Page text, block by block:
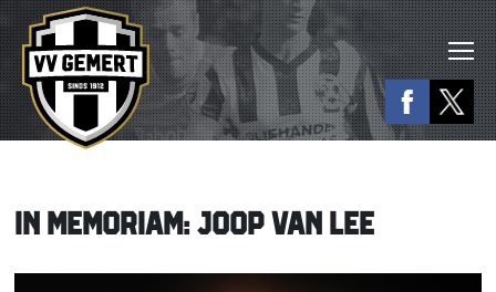
IN MEMORIAM: JOOP VAN LEE